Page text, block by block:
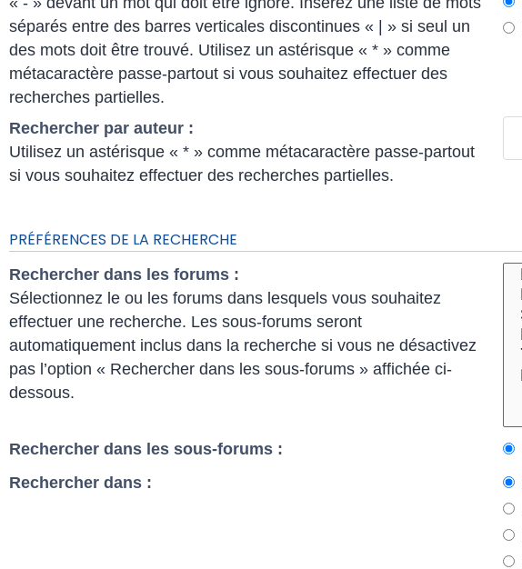
séparés entre des barres verticales discontinues « | » si seul un
des mots doit être trouvé. Utilisez un astérisque « * » comme
métacaractère passe-partout si vous souhaitez effectuer des
recherches partielles.
Rechercher par auteur :
Utilisez un astérisque « * » comme métacaractère passe-partout
si vous souhaitez effectuer des recherches partielles.
PRÉFÉRENCES DE LA RECHERCHE
Rechercher dans les forums :
Sélectionnez le ou les forums dans lesquels vous souhaitez
effectuer une recherche. Les sous-forums seront
automatiquement inclus dans la recherche si vous ne désactivez
pas l’option « Rechercher dans les sous-forums » affichée ci-
dessous.
Rechercher dans les sous-forums :
Rechercher dans :